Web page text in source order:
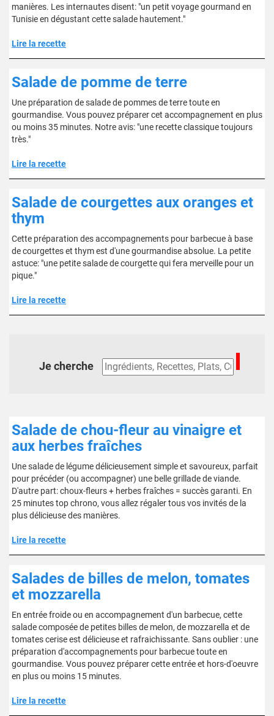
manières. Les internautes disent: "un petit voyage gourmand en
Tunisie en dégustant cette salade hautement."
Lire la recette
Salade de pomme de terre
Une préparation de salade de pommes de terre toute en
gourmandise. Vous pouvez préparer cet accompagnement en plus
ou moins 35 minutes. Notre avis: "une recette classique toujours
très."
Lire la recette
Salade de courgettes aux oranges et
thym
Cette préparation des accompagnements pour barbecue à base
de courgettes et thym est d'une gourmandise absolue. La petite
astuce: "une petite salade de courgette qui fera merveille pour un
pique."
Lire la recette
Je cherche
Salade de chou-fleur au vinaigre et
aux herbes fraîches
Une salade de légume délicieusement simple et savoureux, parfait
pour précéder (ou accompagner) une belle grillade de viande.
D'autre part: choux-fleurs + herbes fraîches = succès garanti. En
25 minutes top chrono, vous allez régaler tous vos invités de la
plus délicieuse des manières.
Lire la recette
Salades de billes de melon, tomates
et mozzarella
En entrée froide ou en accompagnement d'un barbecue, cette
salade composée de petites billes de melon, de mozzarella et de
tomates cerise est délicieuse et rafraichissante. Sans oublier : une
préparation d'accompagnements pour barbecue toute en
gourmandise. Vous pouvez préparer cette entrée et hors-d'oeuvre
en plus ou moins 15 minutes.
Lire la recette